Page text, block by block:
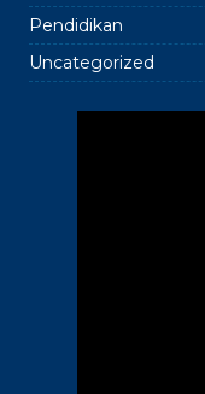
Pendidikan
Uncategorized